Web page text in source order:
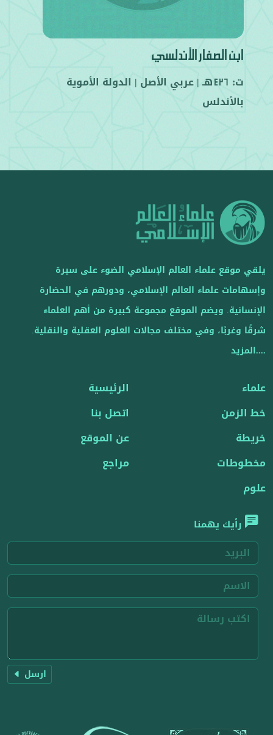
ابن الصفار الأندلسي
ت: 426هـ |عربي الأصل |الدولة الأموية
بالأندلس
يلقي موقع علماء العالم الإسلامي الضوء على سيرة
وإسهامات علماء العالم الإسلامي، ودورهم في الحضارة
الإنسانية. ويضم الموقع مجموعة كبيرة من أهم العلماء
شرقًا وغربًا، وفي مختلف مجالات العلوم العقلية والنقلية.
....المزيد
علماء
خط الزمن
خريطة
مخطوطات
علوم
الرئيسية
اتصل بنا
عن الموقع
مراجع
رأيك يهمنا
ارسل